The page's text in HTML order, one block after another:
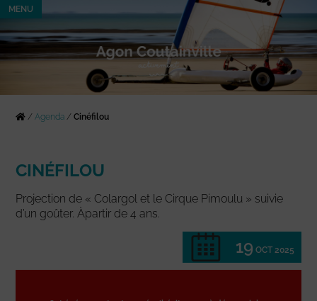
MENU
/Agenda /Cinéfilou
CINÉFILOU
Projection de « Colargol et le Cirque Pimoulu » suivie
d’un goûter. Àpartir de 4 ans.
19 OCT 2025